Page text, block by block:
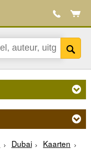
Dubai
Kaarten